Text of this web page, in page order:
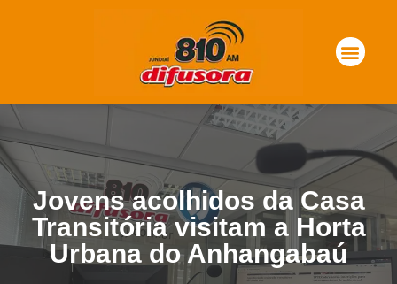
Jovens acolhidos da Casa
Transitória visitam a Horta
Urbana do Anhangabaú